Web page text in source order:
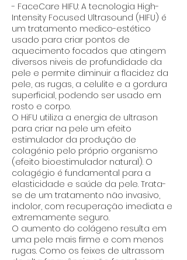
- FaceCare HIFU: A tecnologia High-
Intensity Focused Ultrasound (HIFU) é
um tratamento medico-estético
usado para criar pontos de
aquecimento focados que atingem
diversos niveis de profundidade da
pele e permite diminuir a flacidez da
pele, as rugas, a celulite e a gordura
superficial, podendo ser usado em
rosto e corpo.
O HiFU utiliza a energia de ultrason
para criar na pele um efeito
estimulador da produção de
colagénio pelo próprio organismo
(efeito bioestimulador natural). O
colagégio é fundamental para a
elasticidade e saúde da pele. Trata-
se de um tratamento não invasivo,
indolor, com recuperação imediata e
extremamente seguro.
O aumento do colágeno resulta em
uma pele mais firme e com menos
rugas. Como os feixes de ultrassom